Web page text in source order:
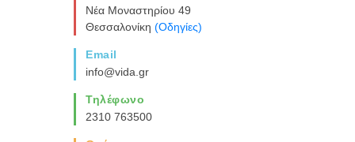
Νέα Μοναστηρίου 49
Θεσσαλονίκη (Οδηγίες)
Email
info@vida.gr
Τηλέφωνο
2310 763500